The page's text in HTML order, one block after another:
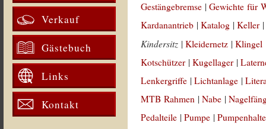
Verkauf
Gästebuch
Links
Kontakt
Gestängebremse |Gewichte für
Kardanantrieb |Katalog |Keller
Kindersitz |Kleidernetz |Klingel
Kotschützer |Kugellager |
Lenkergriffe |Lichtanlage |
MTB Rahmen |Nabe |
Pedalteile |Pumpe |